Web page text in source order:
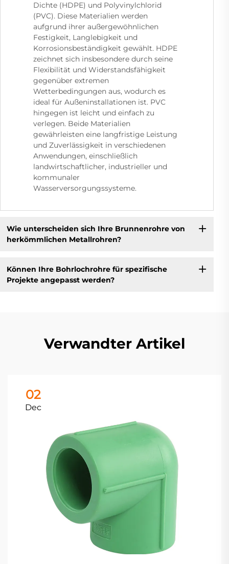
Dichte (HDPE) und Polyvinylchlorid
(PVC). Diese Materialien werden
aufgrund ihrer außergewöhnlichen
Festigkeit, Langlebigkeit und
Korrosionsbeständigkeit gewählt. HDPE
zeichnet sich insbesondere durch seine
Flexibilität und Widerstandsfähigkeit
gegenüber extremen
Wetterbedingungen aus, wodurch es
ideal für Außeninstallationen ist. PVC
hingegen ist leicht und einfach zu
verlegen. Beide Materialien
gewährleisten eine langfristige Leistung
und Zuverlässigkeit in verschiedenen
Anwendungen, einschließlich
landwirtschaftlicher, industrieller und
kommunaler
Wasserversorgungssysteme.
Wie unterscheiden sich Ihre Brunnenrohre von
herkömmlichen Metallrohren?
Können Ihre Bohrlochrohre für spezifische
Projekte angepasst werden?
Verwandter Artikel
02
Dec